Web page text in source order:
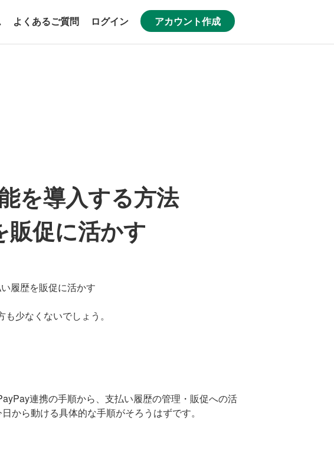
よくあるご質問 ログイン アカウント作成
を導入する方法
販促に活かす
少なくないでしょう。
連携の手順から、支払い履歴の管理・販促への活
から動ける具体的な手順がそろうはずです。